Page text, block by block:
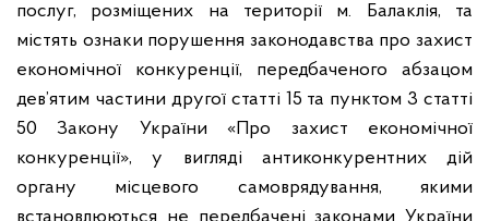
послуг, розміщених на території м. Балаклія, та
містять ознаки порушення законодавства про захист
економічної конкуренції, передбаченого абзацом
дев’ятим частини другої статті 15 та пунктом 3 статті
50 Закону України «Про захист економічної
конкуренції», у вигляді антиконкурентних дій
органу місцевого самоврядування, якими